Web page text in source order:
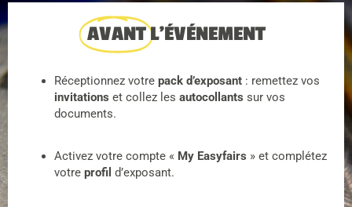
AVANTL'ÉVÉNEMENT
Réceptionnez votre pack d’exposant : remettez vos
invitations et collez les autocollants sur vos
documents.
Activez votre compte « My Easyfairs » et complétez
votre profil d’exposant.